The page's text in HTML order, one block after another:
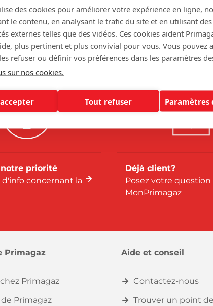
des cookies pour améliorer votre expérience en ligne,
le contenu, en analysant le trafic du site et en utilisant des
externes telles que des vidéos. Ces cookies aident
plus pertinent et plus convivial pour vous. Vous pouvez
refuser ou définir vos préférences dans les paramètres
sur nos cookies.
Tout refuser Paramètres
priorité
d'info concernant la
Déjà client?
Posez votre question
MonPrimagaz
Primagaz
Primagaz
Primagaz
Aide et conseil
Contactez-nous
Trouver un point